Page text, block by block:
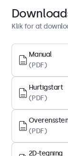
Display-
Højde-
16:9 (4:3 justerbar)
Native opløsning
1920 x 1080
Pixel pr. tomme
113 PPI
Diagonal
19.5 tommer (499
Klik for at
Manual
(PDF)
Hurtigstart
(PDF)
(PDF)
2D-tegning